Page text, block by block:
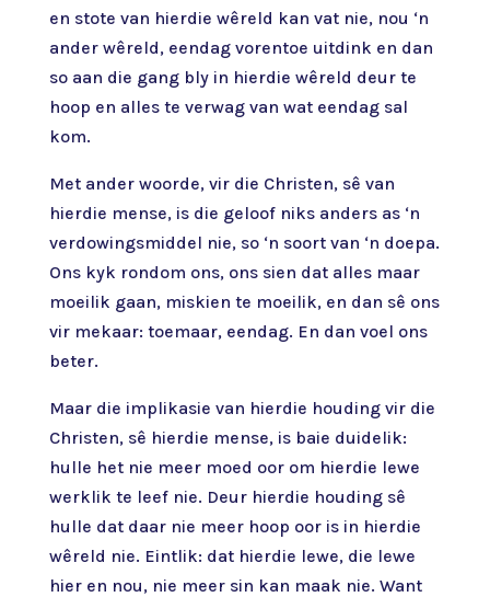
en stote van hierdie wêreld kan vat nie, nou ‘n
ander wêreld, eendag vorentoe uitdink en dan
so aan die gang bly in hierdie wêreld deur te
hoop en alles te verwag van wat eendag sal
kom.
Met ander woorde, vir die Christen, sê van
hierdie mense, is die geloof niks anders as ‘n
verdowingsmiddel nie, so ‘n soort van ‘n doepa.
Ons kyk rondom ons, ons sien dat alles maar
moeilik gaan, miskien te moeilik, en dan sê ons
vir mekaar: toemaar, eendag. En dan voel ons
beter.
Maar die implikasie van hierdie houding vir die
Christen, sê hierdie mense, is baie duidelik:
hulle het nie meer moed oor om hierdie lewe
werklik te leef nie. Deur hierdie houding sê
hulle dat daar nie meer hoop oor is in hierdie
wêreld nie. Eintlik: dat hierdie lewe, die lewe
hier en nou, nie meer sin kan maak nie. Want